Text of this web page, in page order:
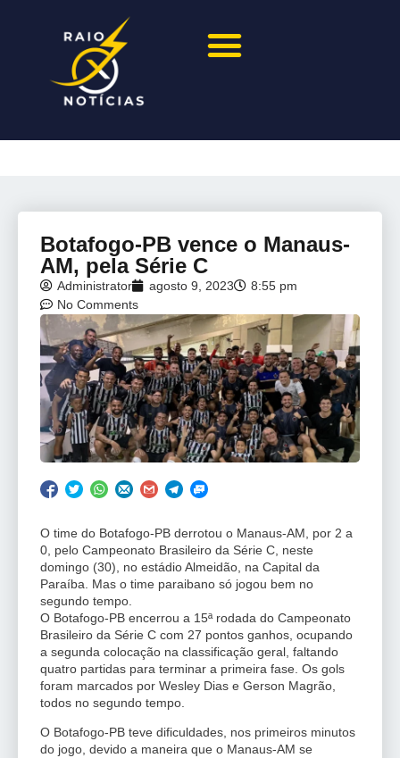
Botafogo-PB vence o Manaus-
AM, pela Série C
Administrator agosto 9, 2023
8:55 pm
No Comments
O time do Botafogo-PB derrotou o Manaus-AM, por 2 a
0, pelo Campeonato Brasileiro da Série C, neste
domingo (30), no estádio Almeidão, na Capital da
Paraíba. Mas o time paraibano só jogou bem no
segundo tempo.
O Botafogo-PB encerrou a 15ª rodada do Campeonato
Brasileiro da Série C com 27 pontos ganhos, ocupando
a segunda colocação na classificação geral, faltando
quatro partidas para terminar a primeira fase. Os gols
foram marcados por Wesley Dias e Gerson Magrão,
todos no segundo tempo.
O Botafogo-PB teve dificuldades, nos primeiros minutos
do jogo, devido a maneira que o Manaus-AM se